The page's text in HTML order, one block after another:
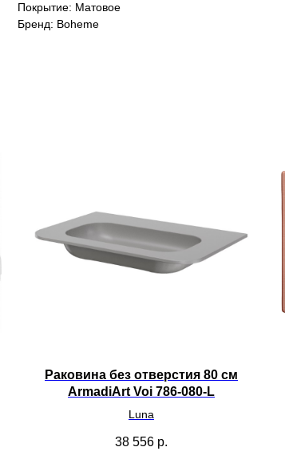
Покрытие: Матовое
Бренд: Boheme
Раковина без отверстия 80 см
ArmadiArt Voi 786-080-L
Luna
38 556 р.